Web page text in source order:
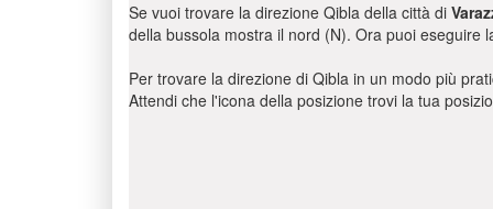
Se vuoi trovare la direzione Qibla della città di
della bussola mostra il nord (N). Ora puoi eseguire
Per trovare la direzione di Qibla in un modo più
Attendi che l'icona della posizione trovi la tua